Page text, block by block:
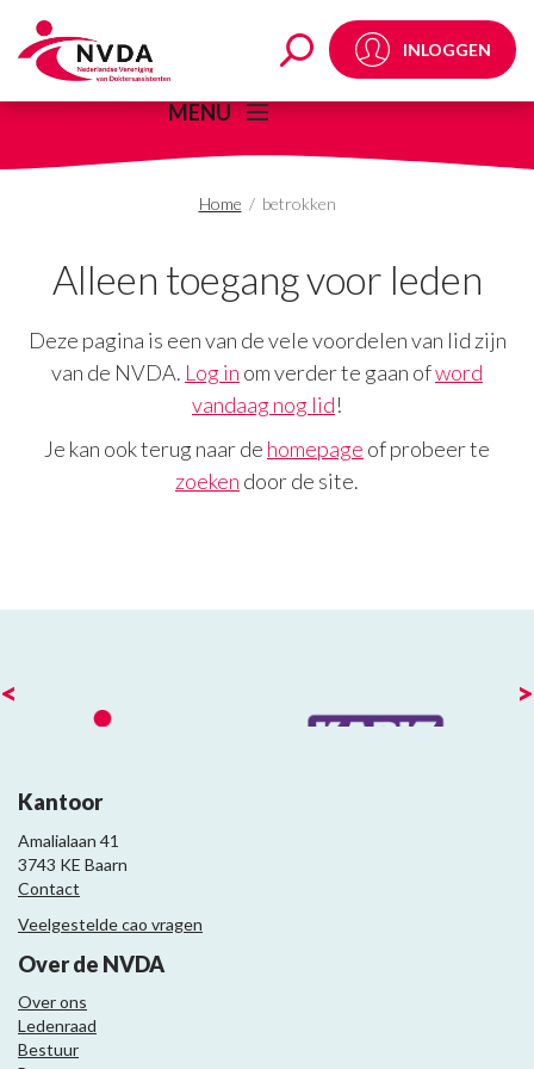
betrokken Archives -
INLOGGEN
MENU
Home / betrokken
Alleen toegang voor leden
Deze pagina is een van de vele voordelen van lid zijn
van de NVDA. Log in om verder te gaan ofword
vandaag nog lid!
Je kan ook terug naar de homepage of probeer te
zoeken door de site.
< >
Kantoor
Amalialaan 41
3743 KE Baarn
Contact
Veelgestelde cao vragen
Over de NVDA
Over ons
Ledenraad
Bestuur